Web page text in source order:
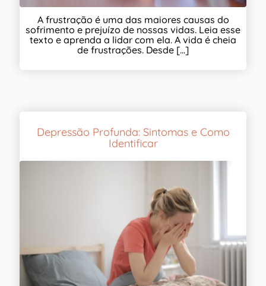
A frustração é uma das maiores causas do
sofrimento e prejuízo de nossas vidas. Leia esse
texto e aprenda a lidar com ela. A vida é cheia
de frustrações. Desde [...]
Depressão Profunda: Sintomas e Como
Identificar